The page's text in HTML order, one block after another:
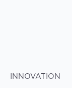
INNOVATION